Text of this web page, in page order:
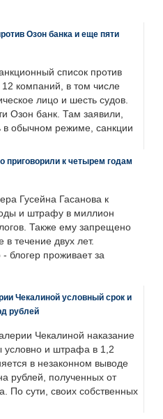
Озон банка и еще пяти
список против
компаний, в том числе
лицо и шесть судов.
Озон банк. Там заявили,
в обычном режиме, санкции
приговорили к четырем годам
Гусейна Гасанова к
и штрафу в миллион
Также ему запрещено
в течение двух лет.
блогер проживает за
Чекалиной условный срок и
рублей
Чекалиной наказание
условно и штрафа в 1,2
в незаконном выводе
рублей, полученных от
По сути, своих собственных